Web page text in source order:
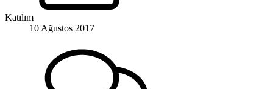
Katılım
10 Ağustos 2017